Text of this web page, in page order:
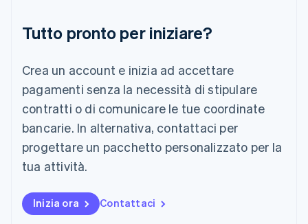
Tutto pronto per iniziare?
Crea un account e inizia ad accettare
pagamenti senza la necessità di stipulare
contratti o di comunicare le tue coordinate
bancarie. In alternativa, contattaci per
progettare un pacchetto personalizzato per la
tua attività.
Inizia ora Contattaci
Liechtenstein
DeutschEnglish
English
Lussemburgo
Malaysia
English简体中文
Malta
English
Messico
Norvegia
English